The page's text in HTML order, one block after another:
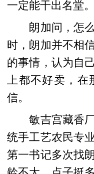
一定能干出名堂。
朗加问，怎么
时，朗加并不相
的事情，认为自
上都不好卖，在
信。
敏吉宫藏香厂
统手工艺农民专
第一书记多次找